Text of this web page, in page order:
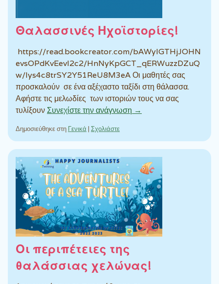
Θαλασσινές Ηχοϊστορίες!
https://read.bookcreator.com/bAWylGTHjJOHN
evsOPdKvEevl2c2/HnNyKpGCT_qERWuzzDZuQ
w/Iys4c8trSY2Y51ReU8M3eA Οι μαθητές σας
προσκαλούν σε ένα αξέχαστο ταξίδι στη θάλασσα.
Αφήστε τις μελωδίες των ιστοριών τους να σας
τυλίξουνΣυνεχίστε την ανάγνωση →
Δημοσιεύθηκε στη Γενικά | Σχολιάστε
Οι περιπέτειες της
θαλάσσιας χελώνας!